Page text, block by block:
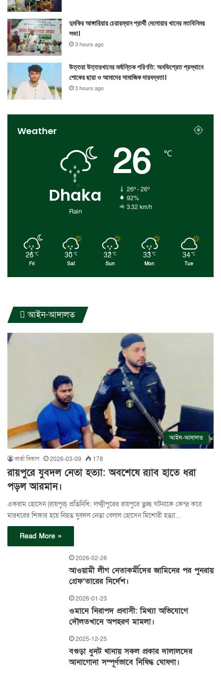
দুমকির আঙ্গারিয়ায় চেয়ারম্যান প্রার্থী দেলোয়ার খানের মতবিনিময়
সভা।
3 hours ago
উত্তরা উত্তরখানের মর্মান্তিক পরিণতি: অনভিপ্রেত প্রস্থানে
শোকের ছায়া ও আমাদের সামাজিক দায়বদ্ধতা।
3 hours ago
Weather
Dhaka
Rain
26 ℃
26º - 26º
92%
3.32 km/h
26 ℃
Fri
30 ℃
Sat
32℃
Sun
33℃
Mon
34℃
Tue
আইন-আদালত
আইন-আদালত
বার্তা বিভাগ 2026-03-09 178
রায়পুরে যুবদল নেতা হত্যা: অবশেষে র‍্যাব হাতে ধরা
পড়ল আরমান।
একরাম হোসেন (রায়পুর) প্রতিনিধি: লক্ষ্মীপুরের রায়পুরে তুচ্ছ ঘটনাকে কেন্দ্র করে
মারধরের শিকার হয়ে নিহত যুবদল নেতা বেলাল হোসেন মিশোরী হত্যা…
Read More »
2026-02-26
আওয়ামী লীগ নেতাকর্মীদের জামিনের পর পুনরায়
গ্রেফ’তারের নির্দেশ।
2026-01-23
ওমানে নিরাপদ প্রবাসী: মিথ্যা অভিযোগে
দৌলতখানে অপহরণ মামলা।
2025-12-25
বগুড়া ধুনট থানায় সকল প্রকার দালালদের
আনাগোনা সম্পূর্ণভাবে নিষিদ্ধ ঘোষণা।